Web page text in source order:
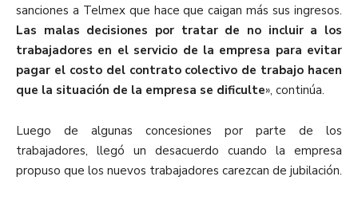
sanciones a Telmex que hace que caigan más sus ingresos.
Las malas decisiones por tratar de no incluir a los
trabajadores en el servicio de la empresa para evitar
pagar el costo del contrato colectivo de trabajo hacen
que la situación de la empresa se dificulte», continúa.
Luego de algunas concesiones por parte de los
trabajadores, llegó un desacuerdo cuando la empresa
propuso que los nuevos trabajadores carezcan de jubilación.